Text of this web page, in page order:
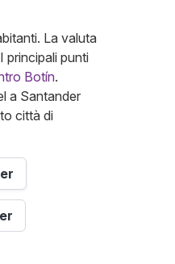
La valuta
principali punti
Botín.
a Santander
città di